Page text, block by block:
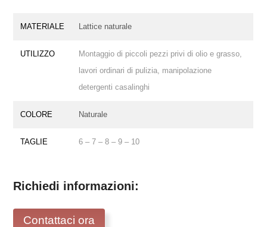
MATERIALE Lattice naturale
UTILIZZO
Montaggio di piccoli pezzi privi di olio e grasso,
lavori ordinari di pulizia, manipolazione
detergenti casalinghi
COLORE Naturale
TAGLIE 6 – 7 – 8 – 9 – 10
Richiedi informazioni:
Contattaci ora